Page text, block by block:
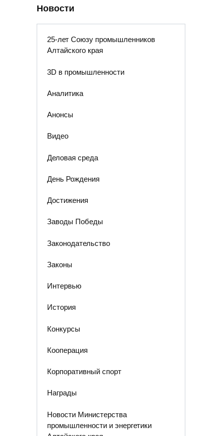
Новости
25-лет Союзу промышленников
Алтайского края
3D в промышленности
Аналитика
Анонсы
Видео
Деловая среда
День Рождения
Достижения
Заводы Победы
Законодательство
Законы
Интервью
История
Конкурсы
Кооперация
Корпоративный спорт
Награды
Новости Министерства
промышленности и энергетики